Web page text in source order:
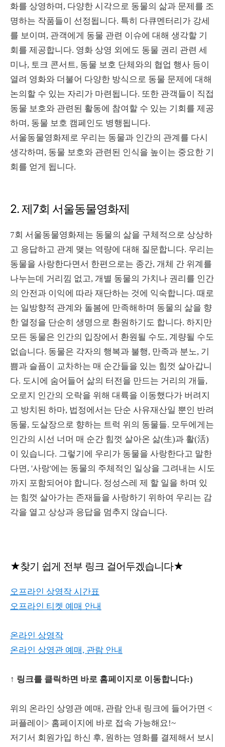
화를 상영하며, 다양한 시각으로 동물의 삶과 문제를 조
명하는 작품들이 선정됩니다. 특히 다큐멘터리가 강세
를 보이며, 관객에게 동물 관련 이슈에 대해 생각할 기
회를 제공합니다. 영화 상영 외에도 동물 권리 관련 세
미나, 토크 콘서트, 동물 보호 단체와의 협업 행사 등이
열려 영화와 더불어 다양한 방식으로 동물 문제에 대해
논의할 수 있는 자리가 마련됩니다. 또한 관객들이 직접
동물 보호와 관련된 활동에 참여할 수 있는 기회를 제공
하며, 동물 보호 캠페인도 병행됩니다.
서울동물영화제로 우리는 동물과 인간의 관계를 다시
생각하며, 동물 보호와 관련된 인식을 높이는 중요한 기
회를 얻게 됩니다.
2. 제7회 서울동물영화제
7회 서울동물영화제는 동물의 삶을 구체적으로 상상하
고 응답하고 관계 맺는 역량에 대해 질문합니다. 우리는
동물을 사랑한다면서 한편으로는 종간, 개체 간 위계를
나누는데 거리낌 없고, 개별 동물의 가치나 권리를 인간
의 안전과 이익에 따라 재단하는 것에 익숙합니다. 때로
는 일방향적 관계와 돌봄에 만족해하며 동물의 삶을 향
한 열정을 단순히 생명으로 환원하기도 합니다. 하지만
모든 동물은 인간의 입장에서 환원될 수도, 계량될 수도
없습니다. 동물은 각자의 행복과 불행, 만족과 분노, 기
쁨과 슬픔이 교차하는 매 순간들을 있는 힘껏 살아갑니
다. 도시에 숨어들어 삶의 터전을 만드는 거리의 개들,
오로지 인간의 오락을 위해 대륙을 이동했다가 버려지
고 방치된 하마, 법정에서는 단순 사유재산일 뿐인 반려
동물, 도살장으로 향하는 트럭 위의 동물들. 모두에게는
인간의 시선 너머 매 순간 힘껏 살아온 삶(生)과 활(活)
이 있습니다. 그렇기에 우리가 동물을 사랑한다고 말한
다면, '사랑'에는 동물의 주체적인 일상을 그려내는 시도
까지 포함되어야 합니다. 정성스레 제 할 일을 하며 있
는 힘껏 살아가는 존재들을 사랑하기 위하여 우리는 감
각을 열고 상상과 응답을 멈추지 않습니다.
★찾기 쉽게 전부 링크 걸어두겠습니다★
오프라인 상영작 시간표
오프라인 티켓 예매 안내
온라인 상영작
온라인 상영관 예매, 관람 안내
↑ 링크를 클릭하면 바로 홈페이지로 이동합니다:)
위의 온라인 상영관 예매, 관람 안내 링크에 들어가면 <
퍼플레이> 홈페이지에 바로 접속 가능해요!~
저기서 회원가입 하신 후, 원하는 영화를 결제해서 보시